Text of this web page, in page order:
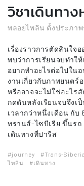
วิชาเดินทา
พลอยไพลิน ตั้งประภาพ
เรื่องราวการตัดสินใจอ
พบว่าการเรียนจบทำใ
อยากทำอะไรต่อไปใน
งานเกี่ยวกับภาพยนตร์
หรืออาจจะไม่ใช่อะไร
กดดันหลังเรียนจบจึงเ
เวลากว่าหนึ่งเดือน กับ
ทรานส์-ไซบีเรีย ขึ้นรถ
เดินทางที่ปารีส
#journey #Trans-
ไพลิน
#เดินทาง